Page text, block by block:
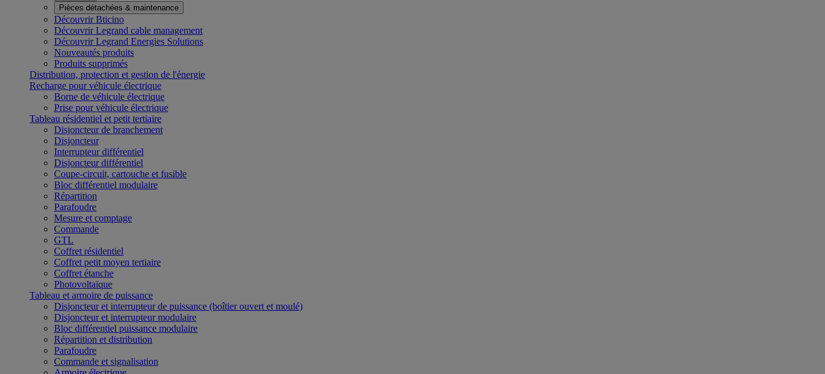
Pièces détachées & maintenance
Découvrir Bticino
Découvrir Legrand cable management
Découvrir Legrand Energies Solutions
Nouveautés produits
Produits supprimés
Distribution, protection et gestion de l'énergie
Recharge pour véhicule électrique
Borne de véhicule électrique
Prise pour véhicule électrique
Tableau résidentiel et petit tertiaire
Disjoncteur de branchement
Disjoncteur
Interrupteur différentiel
Disjoncteur différentiel
Coupe-circuit, cartouche et fusible
Bloc différentiel modulaire
Répartition
Parafoudre
Mesure et comptage
Commande
GTL
Coffret résidentiel
Coffret petit moyen tertiaire
Coffret étanche
Photovoltaïque
Tableau et armoire de puissance
Disjoncteur et interrupteur de puissance (boîtier ouvert et moulé)
Disjoncteur et interrupteur modulaire
Bloc différentiel puissance modulaire
Répartition et distribution
Parafoudre
Commande et signalisation